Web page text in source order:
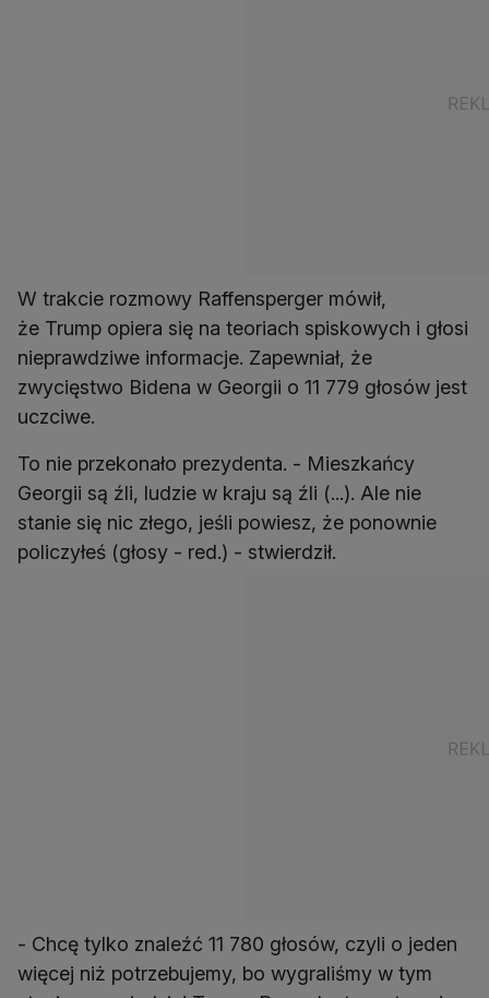
W trakcie rozmowy Raffensperger mówił,
że Trump opiera się na teoriach spiskowych i głosi
nieprawdziwe informacje. Zapewniał, że
zwycięstwo Bidena w Georgii o 11 779 głosów jest
uczciwe.
To nie przekonało prezydenta. - Mieszkańcy
Georgii są źli, ludzie w kraju są źli (...). Ale nie
stanie się nic złego, jeśli powiesz, że ponownie
policzyłeś (głosy - red.) - stwierdził.
- Chcę tylko znaleźć 11 780 głosów, czyli o jeden
więcej niż potrzebujemy, bo wygraliśmy w tym